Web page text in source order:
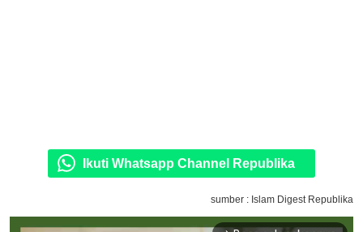
Ikuti Whatsapp Channel Republika
sumber : Islam Digest Republika